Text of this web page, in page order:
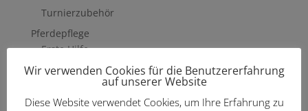
Turnierzubehör
Pferdepflege
Erste Hilfe
Fliegenschutzmittel
Wir verwenden Cookies für die Benutzererfahrung
auf unserer Website
Diese Website verwendet Cookies, um Ihre Erfahrung zu